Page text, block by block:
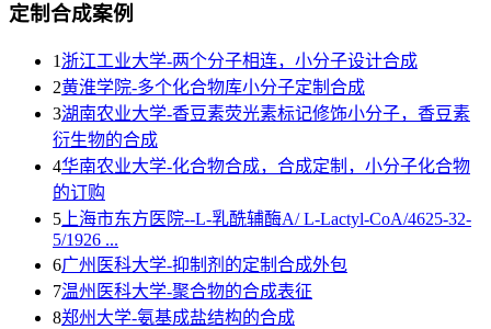
定制合成案例
1 浙江工业大学-两个分子相连，小分子设计合成
2黄淮学院-多个化合物库小分子定制合成
3湖南农业大学-香豆素荧光素标记修饰小分子，香豆素
衍生物的合成
4华南农业大学-化合物合成，合成定制，小分子化合物
的订购
5 上海市东方医院--L-乳酰辅酶A/ L-Lactyl-CoA/4625-32-
5/1926 ...
6广州医科大学-抑制剂的定制合成外包
7温州医科大学-聚合物的合成表征
8郑州大学-氨基成盐结构的合成